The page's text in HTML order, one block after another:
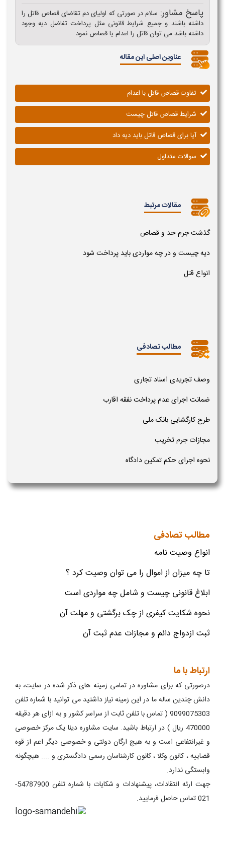
پاسخ مشاور: سلام در صورتی که اولیای دم تقاضای قصاص قاتل را
داشته باشند و جمیع شرایط قانونی مثل پرداخت تفاضل دیه وجود
داشته باشد می توان قاتل را اعدام یا قصاص نمود
عناوین اصلی این مقاله
تفاوت قصاص قاتل با اعدام
شرایط قصاص قاتل چیست
آیا برای قصاص قاتل باید دیه داد
سوالات متداول
مقالات مرتبط
گذشت جرم حد و قصاص
دیه چیست و در چه مواردی باید پرداخت شود
انواع قتل
مطالب تصادفی
وصف تجریدی اسناد تجاری
ضمانت اجرای عدم پرداخت نفقه اقارب
طرح کارگشایی بانک ملی
مجازات جرم تخریب
نحوه اجرای حکم تمکین دادگاه
مطالب تصادفی
انواع وصیت نامه
تا چه میزان از اموال را می توان وصیت کرد ؟
ابلاغ قانونی چیست و شامل چه مواردی است
نحوه شکایت کیفری از چک برگشتی و مهلت آن
ثبت ازدواج دائم و مجازات عدم ثبت آن
ارتباط با ما
درصورتی که برای مشاوره در تمامی زمینه های ذکر شده در سایت، به
دانش چندین ساله ما در این زمینه نیاز داشتید می توانید با شماره تلفن
9099075303 ( تماس با تلفن ثابت از سراسر کشور و به ازای هر دقیقه
470000 ریال ) در ارتباط باشید. سایت مشاوره دینا یک مرکز خصوصی
و غیرانتفاعی است و به هیچ ارگان دولتی و خصوصی دیگر اعم از قوه
قضاییه ، کانون وکلا ، کانون کارشناسان رسمی دادگستری و .... هیچگونه
وابستگی ندارد.
جهت ارئه انتقادات، پیشنهادات و شکایات با شماره تلفن 54787900-
021 تماس حاصل فرمایید.